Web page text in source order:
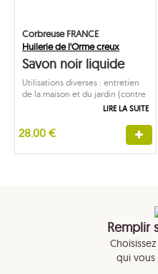
Corbreuse FRANCE
Huilerie de l'Orme creux
Savon noir liquide
huile de lin
Utilisations diverses : entretien
de la maison et du jardin (contre
les pucerons) et pour leLIRE LA SUITE
28.00 €
Remplir
qui vous